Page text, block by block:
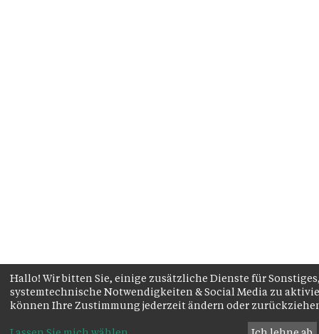
Hallo! Wir bitten Sie, einige zusätzliche Dienste für
systemtechnische Notwendigkeiten & Social Media zu
können Ihre Zustimmung jederzeit ändern oder